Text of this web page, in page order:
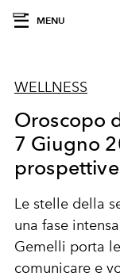
MENU
WELLNESS
Oroscopo
7 Giugno
prospettive
Le stelle della
una fase
Gemelli porta
comunicare e